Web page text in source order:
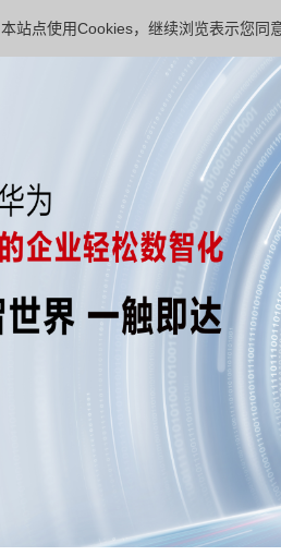
本站点使用Cookies，继续浏览表示您同